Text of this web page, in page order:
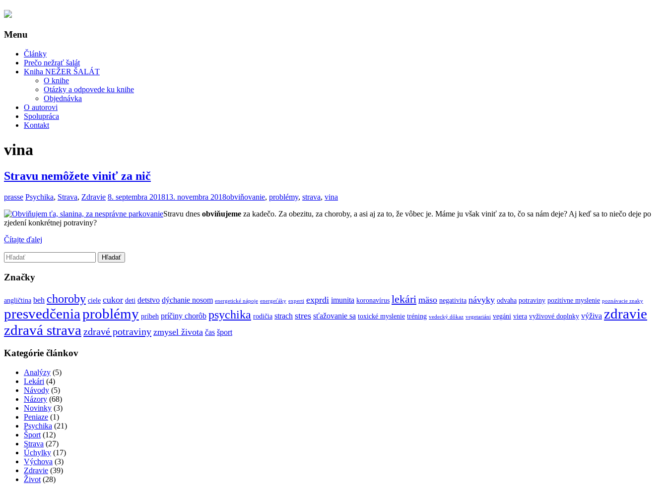
Menu
Články
Prečo nežrať šalát
Kniha NEŽER ŠALÁT
O knihe
Otázky a odpovede ku knihe
Objednávka
O autorovi
Spolupráca
Kontakt
vina
Stravu nemôžete viniť za nič
prasse Psychika, Strava, Zdravie 8. septembra 201813. novembra 2018obviňovanie, problémy, strava, vina
Stravu dnes obviňujeme za kadečo. Za obezitu, za choroby, a asi aj za to, že vôbec je. Máme ju však viniť za to, čo sa nám deje? Aj keď sa to niečo deje po
zjedení konkrétnej potraviny?
Čítajte ďalej
Značky
angličtina beh choroby ciele cukor deti detstvo dýchanie nosom energetické nápoje energeťáky experti exprdi imunita koronavírus lekári mäso negativita návyky odvaha potraviny pozitívne myslenie poznávacie znaky
presvedčeniaproblémy príbeh príčiny chorôb psychika rodičia strach stres sťažovanie sa toxické myslenie tréning vedecký dôkaz vegetariáni vegáni viera vyživové doplnky výživa zdravie
zdravá strava zdravé potraviny zmysel života čas šport
Kategórie článkov
Analýzy (5)
Lekári (4)
Návody (5)
Názory (68)
Novinky (3)
Peniaze (1)
Psychika (21)
Šport (12)
Strava (27)
Úchylky (17)
Výchova (3)
Zdravie (39)
Život (28)